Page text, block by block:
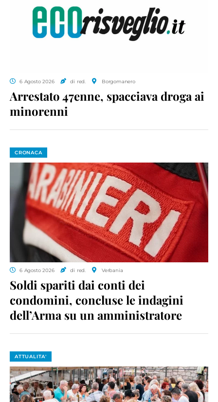
6 Agosto 2026 di red. Borgomanero
Arrestato 47enne, spacciava droga ai
minorenni
CRONACA
6 Agosto 2026 di red. Verbania
Soldi spariti dai conti dei
condomini, concluse le indagini
dell’Arma su un amministratore
ATTUALITA'